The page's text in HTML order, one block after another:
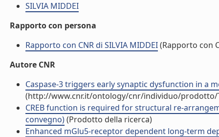
SILVIA MIDDEI
Rapporto con persona
Rapporto con CNR di SILVIA MIDDEI(Rapporto con
Autore CNR
Caspase-3 triggers early synaptic dysfunction in a
(http://www.cnr.it/ontology/cnr/individuo/prodotto/
CREB function is required for structural re-
convegno)(Prodotto della ricerca)
Enhanced mGlu5-receptor dependent long-term